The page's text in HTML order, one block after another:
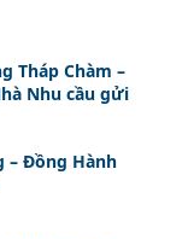
Tháp Chàm –
Nhu cầu gửi
– Đồng Hành